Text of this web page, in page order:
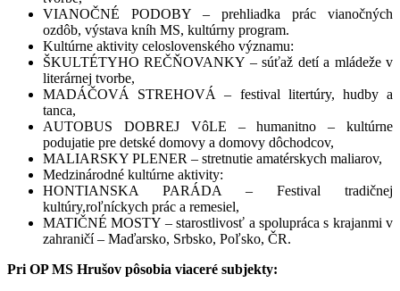
VIANOČNÉ PODOBY – prehliadka prác vianočných
ozdôb, výstava kníh MS, kultúrny program.
Kultúrne aktivity celoslovenského významu:
ŠKULTÉTYHO REČŇOVANKY – súťaž detí a mládeže v
literárnej tvorbe,
MADÁČOVÁ STREHOVÁ – festival litertúry, hudby a
tanca,
AUTOBUS DOBREJ VôLE – humanitno – kultúrne
podujatie pre detské domovy a domovy dôchodcov,
MALIARSKY PLENER – stretnutie amatérskych maliarov,
Medzinárodné kultúrne aktivity:
HONTIANSKA PARÁDA – Festival tradičnej
kultúry,roľníckych prác a remesiel,
MATIČNÉ MOSTY – starostlivosť a spolupráca s krajanmi v
zahraničí – Maďarsko, Srbsko, Poľsko, ČR.
Pri OP MS Hrušov pôsobia viaceré subjekty: